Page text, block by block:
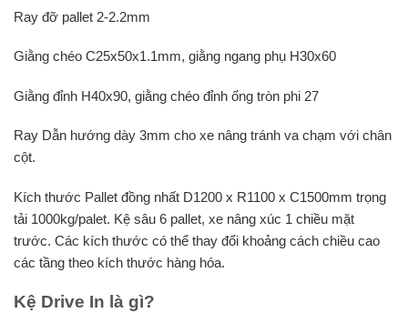
Ray đỡ pallet 2-2.2mm
Giằng chéo C25x50x1.1mm, giằng ngang phụ H30x60
Giằng đỉnh H40x90, giằng chéo đỉnh ống tròn phi 27
Ray Dẫn hướng dày 3mm cho xe nâng tránh va chạm với chân
cột.
Kích thước Pallet đồng nhất D1200 x R1100 x C1500mm trọng
tải 1000kg/palet. Kệ sâu 6 pallet, xe nâng xúc 1 chiều mặt
trước. Các kích thước có thể thay đổi khoảng cách chiều cao
các tầng theo kích thước hàng hóa.
Kệ Drive In là gì?